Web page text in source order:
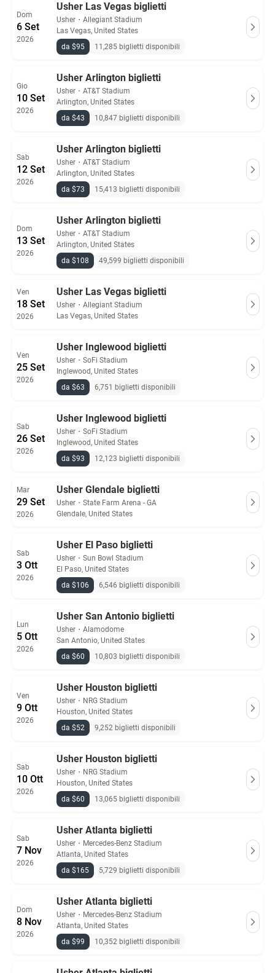
Dom
6 Set
2026
Usher Las Vegas biglietti
Usher ・ Allegiant Stadium
Las Vegas, United States
da $95
11,285 biglietti disponibili
Gio
10 Set
2026
Usher Arlington biglietti
Usher ・ AT&T Stadium
Arlington, United States
da $43
10,847 biglietti disponibili
Sab
12 Set
2026
Usher Arlington biglietti
Usher ・ AT&T Stadium
Arlington, United States
da $73
15,413 biglietti disponibili
Dom
13 Set
2026
Usher Arlington biglietti
Usher ・ AT&T Stadium
Arlington, United States
da $108
49,599 biglietti disponibili
Ven
18 Set
2026
Usher Las Vegas biglietti
Usher ・ Allegiant Stadium
Las Vegas, United States
Ven
25 Set
2026
Usher Inglewood biglietti
Usher ・ SoFi Stadium
Inglewood, United States
da $63
6,751 biglietti disponibili
Sab
26 Set
2026
Usher Inglewood biglietti
Usher ・ SoFi Stadium
Inglewood, United States
da $93
12,123 biglietti disponibili
Mar
29 Set
2026
Usher Glendale biglietti
Usher ・ State Farm Arena - GA
Glendale, United States
Sab
3 Ott
2026
Usher El Paso biglietti
Usher ・ Sun Bowl Stadium
El Paso, United States
da $106
6,546 biglietti disponibili
Lun
5 Ott
2026
Usher San Antonio biglietti
Usher ・ Alamodome
San Antonio, United States
da $60
10,803 biglietti disponibili
Ven
9 Ott
2026
Usher Houston biglietti
Usher ・ NRG Stadium
Houston, United States
da $52
9,252 biglietti disponibili
Sab
10 Ott
2026
Usher Houston biglietti
Usher ・ NRG Stadium
Houston, United States
da $60
13,065 biglietti disponibili
Sab
7 Nov
2026
Usher Atlanta biglietti
Usher ・ Mercedes-Benz Stadium
Atlanta, United States
da $165
5,729 biglietti disponibili
Dom
8 Nov
2026
Usher Atlanta biglietti
Usher ・ Mercedes-Benz Stadium
Atlanta, United States
da $99
10,352 biglietti disponibili